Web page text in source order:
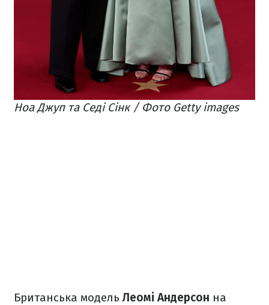
Ноа Джуп та Седі Сінк / Фото Getty images
Британська модель Леомі Андерсон на